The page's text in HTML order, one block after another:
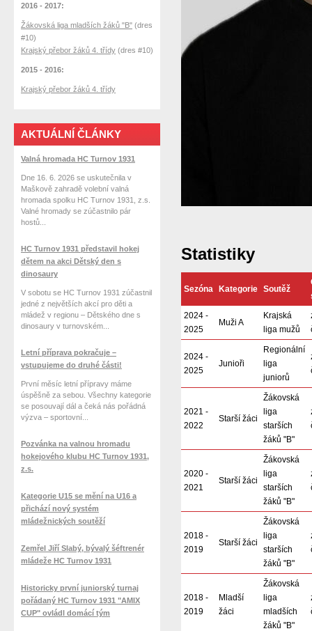
Statistiky
Sezóna Kategorie Soutěž
2024 -
2025
Muži A
Krajská
liga mužů
2024 -
2025
Junioři
Regionální
liga
juniorů
2021 -
2022
Starší žáci
Žákovská
liga
starších
žáků "B"
2020 -
2021
Starší žáci
Žákovská
liga
starších
žáků "B"
2018 -
2019
Starší žáci
Žákovská
liga
starších
žáků "B"
2018 -
2019
Mladší
žáci
Žákovská
liga
mladších
žáků "B"
2016 - 2017:
Žákovská liga mladších žáků "B" (dres
#10)
Krajský přebor žáků 4. třídy (dres #10)
2015 - 2016:
Krajský přebor žáků 4. třídy
AKTUÁLNÍ ČLÁNKY
Valná hromada HC Turnov 1931
Dne 16. 6. 2026 se uskutečnila v
Maškově zahradě volební valná
hromada spolku HC Turnov 1931, z.s.
Valné hromady se zúčastnilo pár
hostů...
HC Turnov 1931 představil hokej
dětem na akci Dětský den s
dinosaury
V sobotu se HC Turnov 1931 zúčastnil
jedné z největších akcí pro děti a
mládež v regionu – Dětského dne s
dinosaury v turnovském...
Letní příprava pokračuje –
vstupujeme do druhé části!
První měsíc letní přípravy máme
úspěšně za sebou. Všechny kategorie
se posouvají dál a čeká nás pořádná
výzva – sportovní...
Pozvánka na valnou hromadu
hokejového klubu HC Turnov 1931,
z.s.
Kategorie U15 se mění na U16 a
přichází nový systém
mládežnických soutěží
Zemřel Jiří Slabý, bývalý šéftrenér
mládeže HC Turnov 1931
Historicky první juniorský turnaj
pořádaný HC Turnov 1931 "AMIX
CUP" ovládl domácí tým